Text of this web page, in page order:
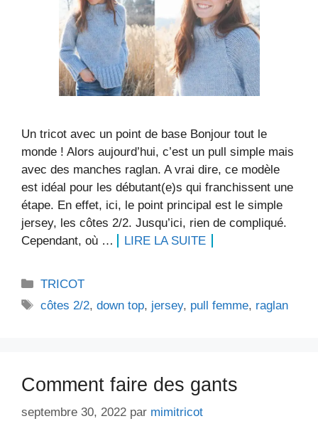
Un tricot avec un point de base Bonjour tout le
monde ! Alors aujourd’hui, c’est un pull simple mais
avec des manches raglan. A vrai dire, ce modèle
est idéal pour les débutant(e)s qui franchissent une
étape. En effet, ici, le point principal est le simple
jersey, les côtes 2/2. Jusqu’ici, rien de compliqué.
Cependant, où …
LIRE LA SUITE
Catégories
TRICOT
Étiquettes
côtes 2/2,down top, jersey, pull femme, raglan
Comment faire des gants
septembre 30, 2022 par mimitricot